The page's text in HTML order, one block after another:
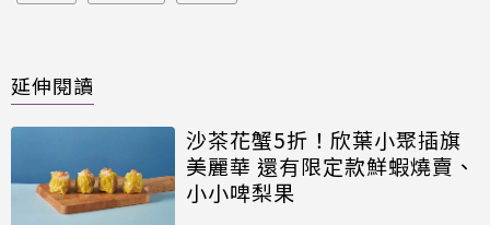
延伸閱讀
沙茶花蟹5折！欣葉小聚插旗
美麗華 還有限定款鮮蝦燒賣、
小小啤梨果